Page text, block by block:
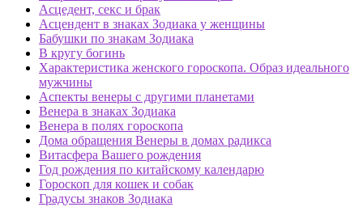
Асцедент, секс и брак
Асцендент в знаках Зодиака у женщины
Бабушки по знакам Зодиака
В кругу богинь
Характеристика женского гороскопа. Образ идеального
мужчины
Аспекты венеры с другими планетами
Венера в знаках Зодиака
Венера в полях гороскопа
Дома обращения Венеры в домах радикса
Витасфера Вашего рождения
Год рождения по китайскому календарю
Гороскоп для кошек и собак
Градусы знаков Зодиака